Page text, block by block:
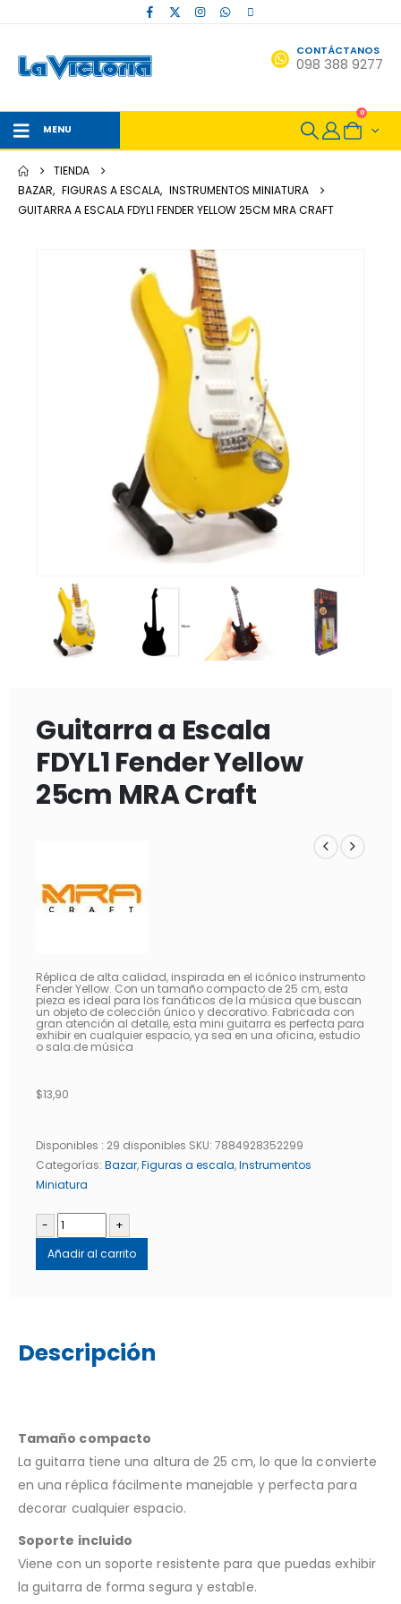
CONTÁCTANOS
098 388 9277
MENU
0
TIENDA
BAZAR, FIGURAS A ESCALA, INSTRUMENTOS MINIATURA
GUITARRA A ESCALA FDYL1 FENDER YELLOW 25CM MRA CRAFT
Guitarra a Escala
FDYL1 Fender Yellow
25cm MRA Craft
Réplica de alta calidad, inspirada en el icónico instrumento
Fender Yellow. Con un tamaño compacto de 25 cm, esta
pieza es ideal para los fanáticos de la música que buscan
un objeto de colección único y decorativo. Fabricada con
gran atención al detalle, esta mini guitarra es perfecta para
exhibir en cualquier espacio, ya sea en una oficina, estudio
o sala de música
$13,90
Disponibles : 29 disponibles SKU: 7884928352299
Categorías: Bazar,Figuras a escala,Instrumentos
Miniatura
-
+
Añadir al carrito
Descripción
Tamaño compacto
La guitarra tiene una altura de 25 cm, lo que la convierte
en una réplica fácilmente manejable y perfecta para
decorar cualquier espacio.
Soporte incluido
Viene con un soporte resistente para que puedas exhibir
la guitarra de forma segura y estable.